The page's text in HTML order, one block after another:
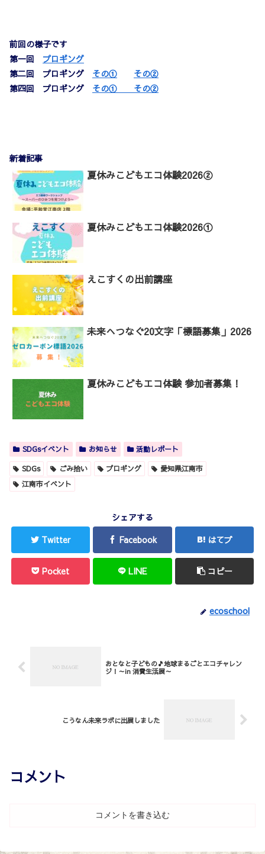
前回の様子です
第一回 プロギング
第二回 プロギング その①
その②
第四回 プロギング その① その②
新着記事
夏休みこどもエコ体験2026②
夏休みこどもエコ体験2026①
えこすくの出前講座
未来へつなぐ20文字「標語募集」2026
夏休みこどもエコ体験 参加者募集！
SDGsイベント お知らせ 活動レポート
SDGs ごみ拾い プロギング
愛知県江南市
江南市イベント
シェアする
Twitter
Facebook はてブ
Pocket LINE コピー
ecoschool
おとなと子どもの🎵地球まるごとエコチャレン
ジ！～in 消費生活展～
こうなん未来ラボに出展しました
コメント
コメントを書き込む